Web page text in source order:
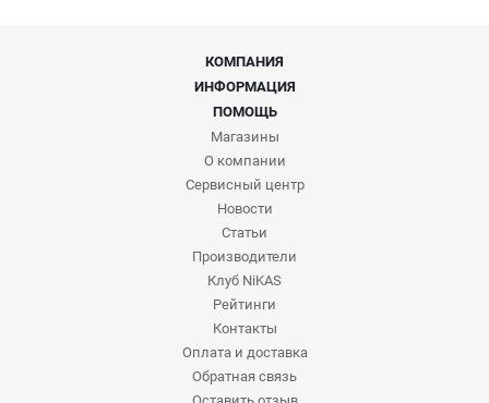
КОМПАНИЯ
ИНФОРМАЦИЯ
ПОМОЩЬ
Магазины
О компании
Сервисный центр
Новости
Статьи
Производители
Клуб NiKAS
Рейтинги
Контакты
Оплата и доставка
Обратная связь